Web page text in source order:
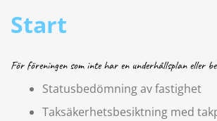
Start
För föreningen som inte har en underhållsplan eller
Statusbedömning av fastighet
Taksäkerhetsbesiktning med